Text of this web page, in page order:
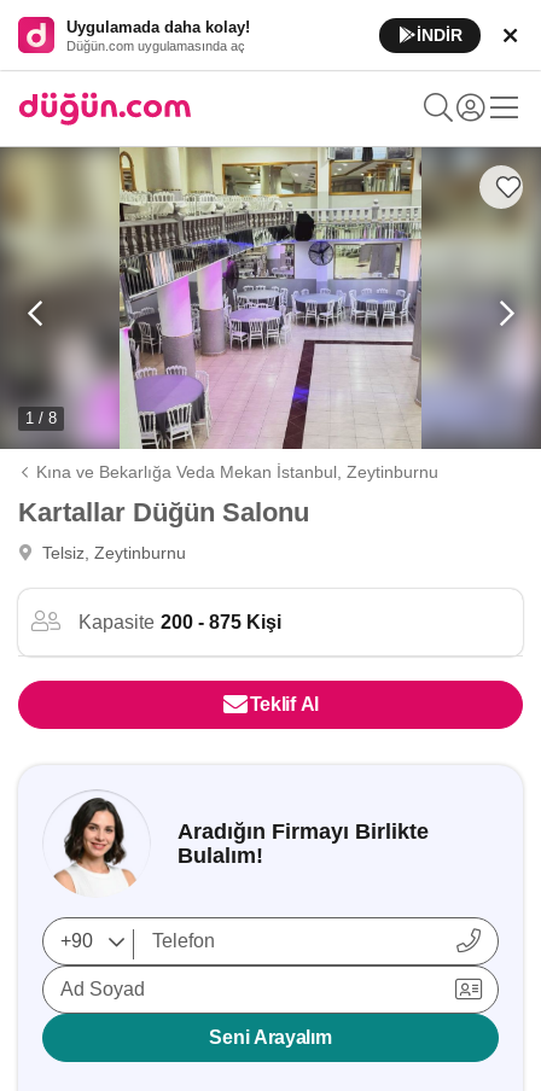
Uygulamada daha kolay!
Düğün.com uygulamasında aç
İNDİR
1 / 8
Kına ve Bekarlığa Veda Mekan İstanbul,Zeytinburnu
Kartallar Düğün Salonu
Telsiz, Zeytinburnu
Kapasite 200 - 875 Kişi
Teklif Al
Aradığın Firmayı Birlikte
Bulalım!
Ad Soyad
Seni Arayalım